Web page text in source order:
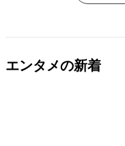
エンタメの新着